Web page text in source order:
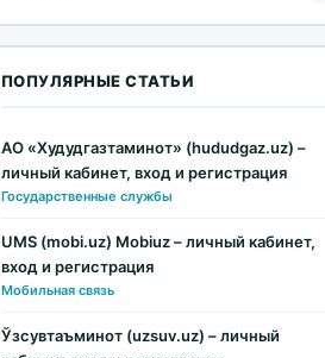
ПОПУЛЯРНЫЕ СТАТЬИ
АО «Худудгазтаминот» (hududgaz.uz) –
личный кабинет, вход и регистрация
Государственные службы
UMS (mobi.uz) Mobiuz – личный кабинет,
вход и регистрация
Мобильная связь
Ўзсувтаъминот (uzsuv.uz) – личный